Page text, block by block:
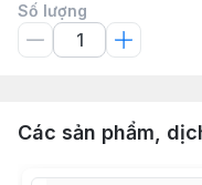
Số lượng
Các sản phẩm,